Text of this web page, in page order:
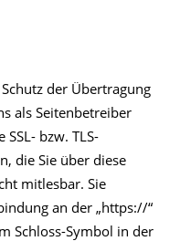
der Übertragung
als Seitenbetreiber
bzw. TLS-
die Sie über diese
mitlesbar. Sie
an der „https://“
Schloss-Symbol in der